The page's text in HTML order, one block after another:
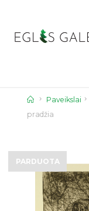
content
Home
Paveikslai
pradžia
PARDUOTA
PARDUOTA